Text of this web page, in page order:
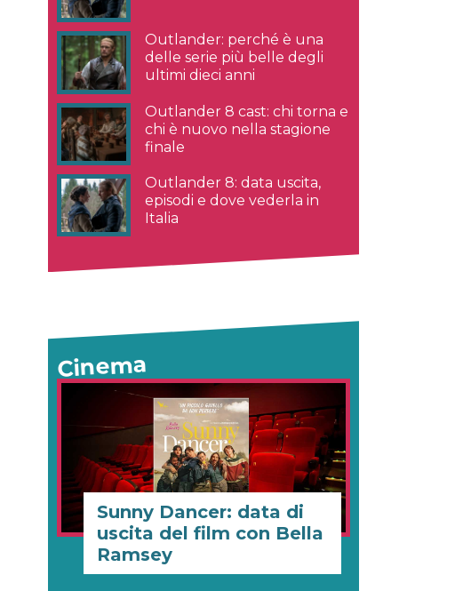
Outlander: perché è una
delle serie più belle degli
ultimi dieci anni
Outlander 8 cast: chi torna e
chi è nuovo nella stagione
finale
Outlander 8: data uscita,
episodi e dove vederla in
Italia
Cinema
Sunny Dancer: data di
uscita del film con Bella
Ramsey